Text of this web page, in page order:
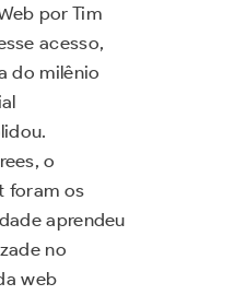
por Tim
acesso,
do milênio
o
foram os
aprendeu
no
web